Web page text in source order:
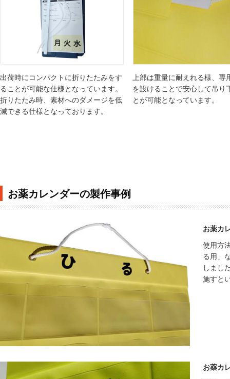
出荷時にコンパクトに折りたたみをす
ることが可能な仕様となっています。
折りたたみ時、素材へのダメージを低
減できる仕様となっております。
上部は重量に耐えれる様、専
を設けることで安心して吊り
とが可能となっています。
お薬カレンダーの製作事例
お薬カ
使用方
る用」
しまし
施すと
お薬カ